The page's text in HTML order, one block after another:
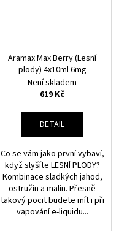
Aramax Max Berry (Lesní
plody) 4x10ml 6mg
Není skladem
619 Kč
DETAIL
Co se vám jako první vybaví,
když slyšíte LESNÍ PLODY?
Kombinace sladkých jahod,
ostružin a malin. Přesně
takový pocit budete mít i při
vapování e-liquidu...